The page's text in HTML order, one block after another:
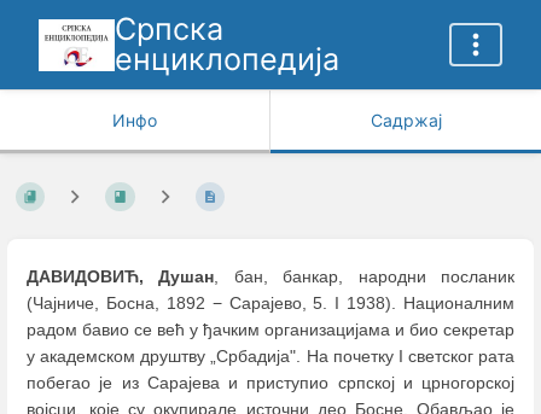
Српска
енциклопедија
Инфо Садржај
ДАВИДОВИЋ, Душан, бан, банкар, народни посланик
(Чајниче, Босна, 1892 − Сарајево, 5. I 1938). Националним
радом бавио се већ у ђачким организацијама и био секретар
у академском друштву „Србадија". На почетку I светског рата
побегао је из Сарајева и приступио српској и црногорској
војсци, које су окупирале источни део Босне. Обављао је